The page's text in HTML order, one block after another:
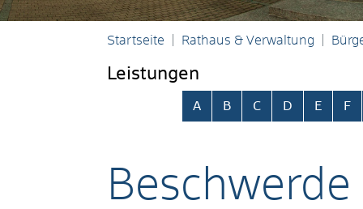
Startseite Rathaus & Verwaltung
Leistungen
Alphabetisches Register
A B C D E F